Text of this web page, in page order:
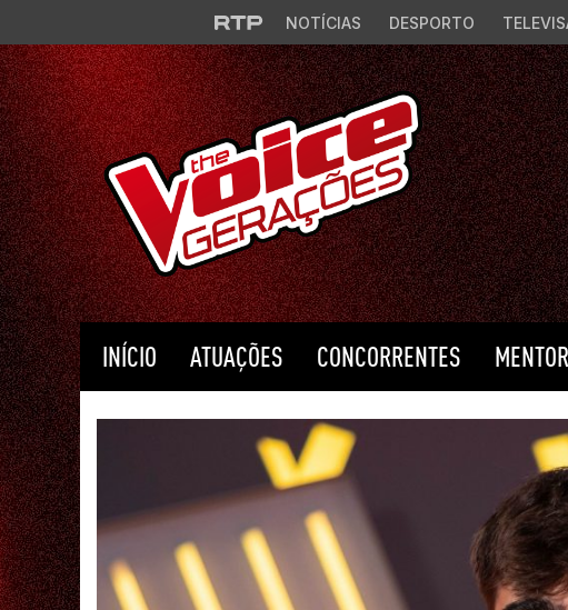
Saltar para o conteúdo principal
NOTÍCIAS DESPORTO
INÍCIO ATUAÇÕES CONCORRENTES